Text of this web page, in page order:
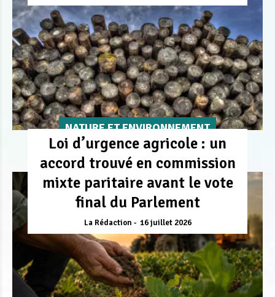
NATURE ET ENVIRONNEMENT
Loi d’urgence agricole : un
accord trouvé en commission
mixte paritaire avant le vote
final du Parlement
La Rédaction 16 juillet 2026